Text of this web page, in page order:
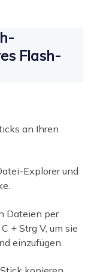
Flash-
an Ihren
Explorer und
Dateien per
+ Strg V, um sie
einzufügen.